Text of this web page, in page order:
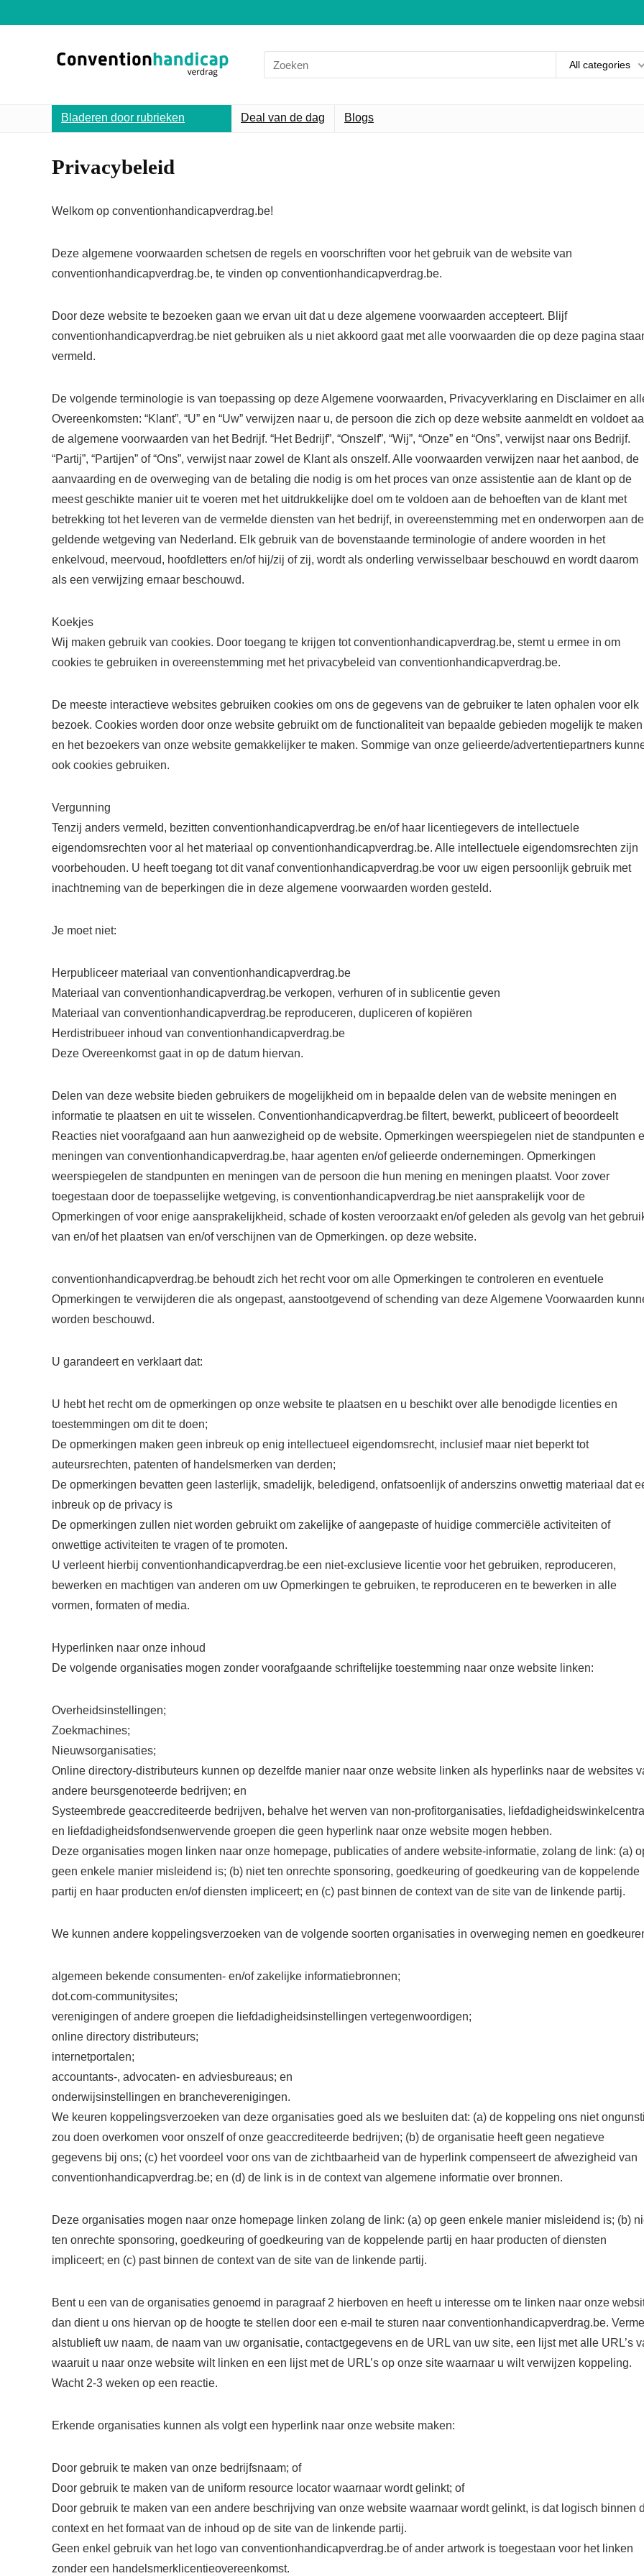
Search
for:
All categories
Bladeren door rubrieken Deal van de dag Blogs
Privacybeleid
Welkom op conventionhandicapverdrag.be!
Deze algemene voorwaarden schetsen de regels en voorschriften voor het gebruik van de website van
conventionhandicapverdrag.be, te vinden op conventionhandicapverdrag.be.
Door deze website te bezoeken gaan we ervan uit dat u deze algemene voorwaarden accepteert. Blijf
conventionhandicapverdrag.be niet gebruiken als u niet akkoord gaat met alle voorwaarden die op deze pagina
vermeld.
De volgende terminologie is van toepassing op deze Algemene voorwaarden, Privacyverklaring en Disclaimer en
Overeenkomsten: “Klant”, “U” en “Uw” verwijzen naar u, de persoon die zich op deze website aanmeldt en voldoet
de algemene voorwaarden van het Bedrijf. “Het Bedrijf”, “Onszelf”, “Wij”, “Onze” en “Ons”, verwijst naar ons Bedrijf.
“Partij”, “Partijen” of “Ons”, verwijst naar zowel de Klant als onszelf. Alle voorwaarden verwijzen naar het aanbod, de
aanvaarding en de overweging van de betaling die nodig is om het proces van onze assistentie aan de klant op de
meest geschikte manier uit te voeren met het uitdrukkelijke doel om te voldoen aan de behoeften van de klant met
betrekking tot het leveren van de vermelde diensten van het bedrijf, in overeenstemming met en onderworpen aan de
geldende wetgeving van Nederland. Elk gebruik van de bovenstaande terminologie of andere woorden in het
enkelvoud, meervoud, hoofdletters en/of hij/zij of zij, wordt als onderling verwisselbaar beschouwd en wordt daarom
als een verwijzing ernaar beschouwd.
Koekjes
Wij maken gebruik van cookies. Door toegang te krijgen tot conventionhandicapverdrag.be, stemt u ermee in om
cookies te gebruiken in overeenstemming met het privacybeleid van conventionhandicapverdrag.be.
De meeste interactieve websites gebruiken cookies om ons de gegevens van de gebruiker te laten ophalen voor elk
bezoek. Cookies worden door onze website gebruikt om de functionaliteit van bepaalde gebieden mogelijk te maken
en het bezoekers van onze website gemakkelijker te maken. Sommige van onze gelieerde/advertentiepartners
ook cookies gebruiken.
Vergunning
Tenzij anders vermeld, bezitten conventionhandicapverdrag.be en/of haar licentiegevers de intellectuele
eigendomsrechten voor al het materiaal op conventionhandicapverdrag.be. Alle intellectuele eigendomsrechten zijn
voorbehouden. U heeft toegang tot dit vanaf conventionhandicapverdrag.be voor uw eigen persoonlijk gebruik met
inachtneming van de beperkingen die in deze algemene voorwaarden worden gesteld.
Je moet niet:
Herpubliceer materiaal van conventionhandicapverdrag.be
Materiaal van conventionhandicapverdrag.be verkopen, verhuren of in sublicentie geven
Materiaal van conventionhandicapverdrag.be reproduceren, dupliceren of kopiëren
Herdistribueer inhoud van conventionhandicapverdrag.be
Deze Overeenkomst gaat in op de datum hiervan.
Delen van deze website bieden gebruikers de mogelijkheid om in bepaalde delen van de website meningen en
informatie te plaatsen en uit te wisselen. Conventionhandicapverdrag.be filtert, bewerkt, publiceert of beoordeelt
Reacties niet voorafgaand aan hun aanwezigheid op de website. Opmerkingen weerspiegelen niet de standpunten
meningen van conventionhandicapverdrag.be, haar agenten en/of gelieerde ondernemingen. Opmerkingen
weerspiegelen de standpunten en meningen van de persoon die hun mening en meningen plaatst. Voor zover
toegestaan ​​door de toepasselijke wetgeving, is conventionhandicapverdrag.be niet aansprakelijk voor de
Opmerkingen of voor enige aansprakelijkheid, schade of kosten veroorzaakt en/of geleden als gevolg van het
van en/of het plaatsen van en/of verschijnen van de Opmerkingen. op deze website.
conventionhandicapverdrag.be behoudt zich het recht voor om alle Opmerkingen te controleren en eventuele
Opmerkingen te verwijderen die als ongepast, aanstootgevend of schending van deze Algemene Voorwaarden
worden beschouwd.
U garandeert en verklaart dat:
U hebt het recht om de opmerkingen op onze website te plaatsen en u beschikt over alle benodigde licenties en
toestemmingen om dit te doen;
De opmerkingen maken geen inbreuk op enig intellectueel eigendomsrecht, inclusief maar niet beperkt tot
auteursrechten, patenten of handelsmerken van derden;
De opmerkingen bevatten geen lasterlijk, smadelijk, beledigend, onfatsoenlijk of anderszins onwettig materiaal dat
inbreuk op de privacy is
De opmerkingen zullen niet worden gebruikt om zakelijke of aangepaste of huidige commerciële activiteiten of
onwettige activiteiten te vragen of te promoten.
U verleent hierbij conventionhandicapverdrag.be een niet-exclusieve licentie voor het gebruiken, reproduceren,
bewerken en machtigen van anderen om uw Opmerkingen te gebruiken, te reproduceren en te bewerken in alle
vormen, formaten of media.
Hyperlinken naar onze inhoud
De volgende organisaties mogen zonder voorafgaande schriftelijke toestemming naar onze website linken:
Overheidsinstellingen;
Zoekmachines;
Nieuwsorganisaties;
Online directory-distributeurs kunnen op dezelfde manier naar onze website linken als hyperlinks naar de websites
andere beursgenoteerde bedrijven; en
Systeembrede geaccrediteerde bedrijven, behalve het werven van non-profitorganisaties, liefdadigheidswinkelcentra
en liefdadigheidsfondsenwervende groepen die geen hyperlink naar onze website mogen hebben.
Deze organisaties mogen linken naar onze homepage, publicaties of andere website-informatie, zolang de link: (a)
geen enkele manier misleidend is; (b) niet ten onrechte sponsoring, goedkeuring of goedkeuring van de koppelende
partij en haar producten en/of diensten impliceert; en (c) past binnen de context van de site van de linkende partij.
We kunnen andere koppelingsverzoeken van de volgende soorten organisaties in overweging nemen en
algemeen bekende consumenten- en/of zakelijke informatiebronnen;
dot.com-communitysites;
verenigingen of andere groepen die liefdadigheidsinstellingen vertegenwoordigen;
online directory distributeurs;
internetportalen;
accountants-, advocaten- en adviesbureaus; en
onderwijsinstellingen en brancheverenigingen.
We keuren koppelingsverzoeken van deze organisaties goed als we besluiten dat: (a) de koppeling ons niet
zou doen overkomen voor onszelf of onze geaccrediteerde bedrijven; (b) de organisatie heeft geen negatieve
gegevens bij ons; (c) het voordeel voor ons van de zichtbaarheid van de hyperlink compenseert de afwezigheid van
conventionhandicapverdrag.be; en (d) de link is in de context van algemene informatie over bronnen.
Deze organisaties mogen naar onze homepage linken zolang de link: (a) op geen enkele manier misleidend is; (b)
ten onrechte sponsoring, goedkeuring of goedkeuring van de koppelende partij en haar producten of diensten
impliceert; en (c) past binnen de context van de site van de linkende partij.
Bent u een van de organisaties genoemd in paragraaf 2 hierboven en heeft u interesse om te linken naar onze
dan dient u ons hiervan op de hoogte te stellen door een e-mail te sturen naar conventionhandicapverdrag.be.
alstublieft uw naam, de naam van uw organisatie, contactgegevens en de URL van uw site, een lijst met alle URL’s
waaruit u naar onze website wilt linken en een lijst met de URL’s op onze site waarnaar u wilt verwijzen koppeling.
Wacht 2-3 weken op een reactie.
Erkende organisaties kunnen als volgt een hyperlink naar onze website maken:
Door gebruik te maken van onze bedrijfsnaam; of
Door gebruik te maken van de uniform resource locator waarnaar wordt gelinkt; of
Door gebruik te maken van een andere beschrijving van onze website waarnaar wordt gelinkt, is dat logisch binnen
context en het formaat van de inhoud op de site van de linkende partij.
Geen enkel gebruik van het logo van conventionhandicapverdrag.be of ander artwork is toegestaan ​​voor het linken
zonder een handelsmerklicentieovereenkomst.